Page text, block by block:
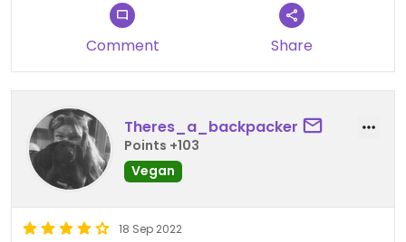
Comment Share
Theres_a_backpacker
Points +103
Vegan
18 Sep 2022